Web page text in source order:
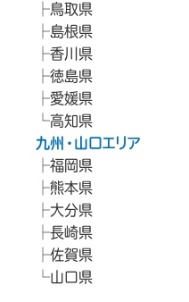
鳥取県
島根県
香川県
徳島県
愛媛県
高知県
九州・山口エリア
福岡県
熊本県
大分県
長崎県
佐賀県
山口県